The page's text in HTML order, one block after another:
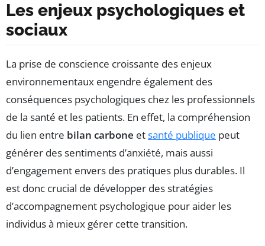
Les enjeux psychologiques et
sociaux
La prise de conscience croissante des enjeux
environnementaux engendre également des
conséquences psychologiques chez les professionnels
de la santé et les patients. En effet, la compréhension
du lien entre bilan carbone etsanté publique peut
générer des sentiments d’anxiété, mais aussi
d’engagement envers des pratiques plus durables. Il
est donc crucial de développer des stratégies
d’accompagnement psychologique pour aider les
individus à mieux gérer cette transition.